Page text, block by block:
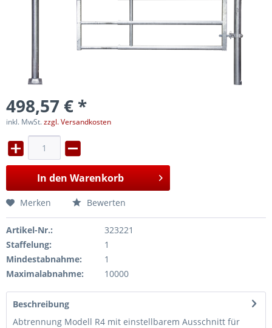
498,57 € *
inkl. MwSt.zzgl. Versandkosten
In den Warenkorb
Merken Bewerten
Artikel-Nr.:
323221
Staffelung:
1
Mindestabnahme:
1
Maximalabnahme:
10000
Beschreibung
Abtrennung Modell R4 mit einstellbarem Ausschnitt für